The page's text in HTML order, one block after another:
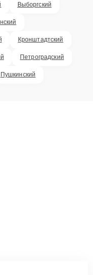
Выборгский
Кронштадтский
Петроградский
Пушкинский